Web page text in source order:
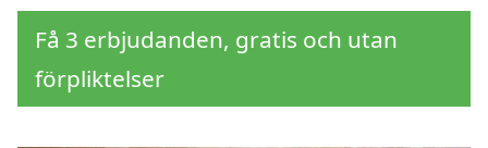
Få 3 erbjudanden, gratis och utan
förpliktelser